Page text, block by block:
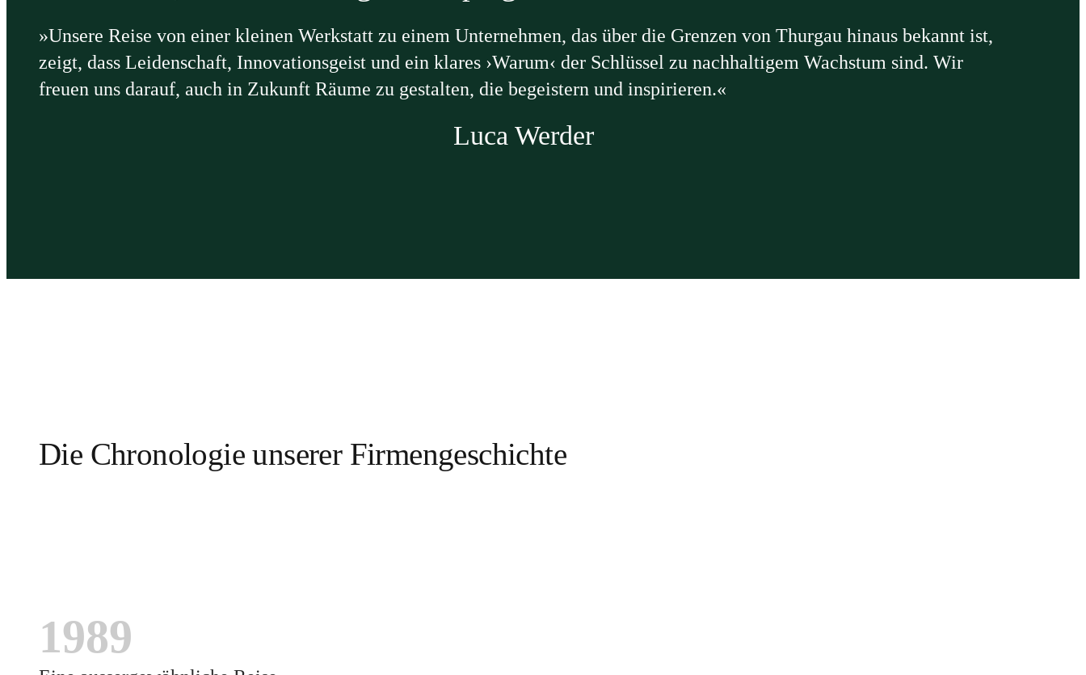
»Unsere Reise von einer kleinen Werkstatt zu einem Unternehmen, das über die Grenzen von Thurgau hinaus bekannt ist,
zeigt, dass Leidenschaft, Innovationsgeist und ein klares ›Warum‹ der Schlüssel zu nachhaltigem Wachstum sind. Wir
freuen uns darauf, auch in Zukunft Räume zu gestalten, die begeistern und inspirieren.«
Luca Werder
Die Chronologie unserer Firmengeschichte
1989